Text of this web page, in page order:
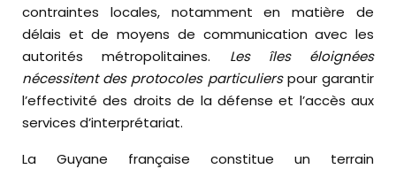
contraintes locales, notamment en matière de
délais et de moyens de communication avec les
autorités métropolitaines. Les îles éloignées
nécessitent des protocoles particulierspour garantir
l’effectivité des droits de la défense et l’accès aux
services d’interprétariat.
La Guyane française constitue un terrain